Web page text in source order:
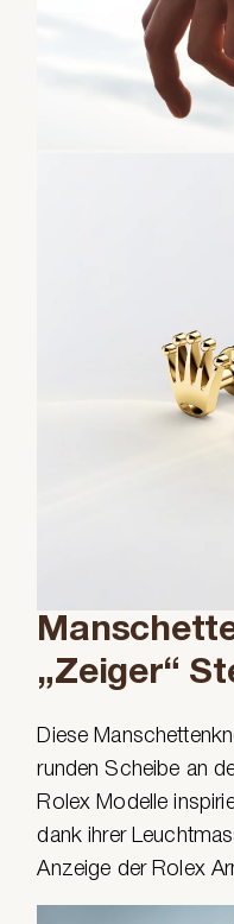
„Zeiger“
Diese
runden Scheibe an
Rolex Modelle
dank ihrer
Anzeige der Rolex